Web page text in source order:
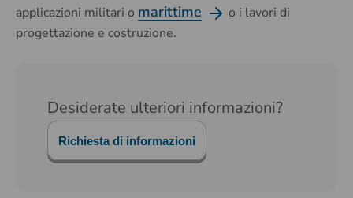
applicazioni militari o marittime
o i lavori di
progettazione e costruzione.
Desiderate ulteriori informazioni?
Richiesta di informazioni